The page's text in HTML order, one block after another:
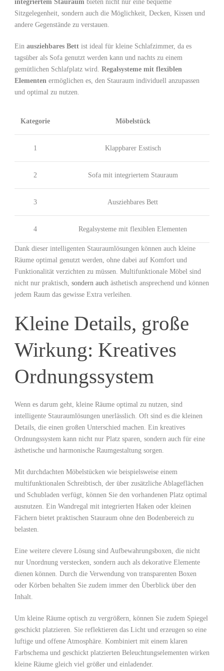
integriertem Stauraum bieten⁢ nicht nur eine bequeme
Sitzgelegenheit, sondern⁣ auch die Möglichkeit, Decken, Kissen und
andere Gegenstände zu verstauen.
Ein ausziehbares ‍Bett ist ideal für kleine Schlafzimmer, da es
tagsüber als Sofa genutzt werden kann und nachts zu einem
gemütlichen ​Schlafplatz wird. Regalsysteme mit flexiblen
Elementen ermöglichen es, den Stauraum individuell anzupassen
und optimal zu nutzen.
Kategorie Möbelstück
1 Klappbarer Esstisch
2 Sofa mit integriertem Stauraum
3 Ausziehbares Bett
4 Regalsysteme mit flexiblen ​Elementen
Dank dieser intelligenten Stauraumlösungen können auch​ kleine‌
Räume optimal genutzt werden, ⁣ohne‍ dabei auf Komfort und
Funktionalität verzichten zu müssen. Multifunktionale Möbel sind
nicht ⁢nur praktisch, sondern auch ästhetisch ansprechend​ und können
jedem Raum das gewisse Extra verleihen.
Kleine Details, große
Wirkung: Kreatives
Ordnungssystem
Wenn⁢ es darum⁣ geht,‍ kleine Räume optimal zu nutzen, sind
intelligente Stauraumlösungen unerlässlich. Oft sind ‌es die kleinen
Details, die einen großen Unterschied machen. Ein kreatives
Ordnungssystem kann nicht nur Platz sparen, sondern ‍auch für eine
ästhetische und ⁢harmonische Raumgestaltung sorgen.
Mit durchdachten Möbelstücken wie beispielsweise einem
multifunktionalen Schreibtisch, der über zusätzliche Ablageflächen‌
und Schubladen verfügt, können Sie den‍ vorhandenen ‍Platz optimal
ausnutzen. Ein Wandregal mit integrierten ​Haken oder‌ kleinen
Fächern bietet praktischen Stauraum ohne den Bodenbereich zu
belasten.
Eine weitere clevere Lösung sind Aufbewahrungsboxen, die⁣ nicht
nur‍ Unordnung verstecken,​ sondern auch als dekorative Elemente
dienen können. Durch die⁣ Verwendung‍ von⁣ transparenten Boxen
oder Körben behalten Sie‌ zudem immer den Überblick über den
Inhalt.
Um kleine Räume optisch zu vergrößern, können Sie zudem​ Spiegel
geschickt platzieren. Sie reflektieren das Licht und erzeugen so eine
⁢luftige und offene Atmosphäre. ⁤Kombiniert mit einem klaren
Farbschema und geschickt platzierten Beleuchtungselementen wirken
‌kleine Räume gleich viel größer und einladender.